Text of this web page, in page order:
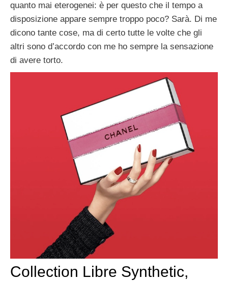
quanto mai eterogenei: è per questo che il tempo a
disposizione appare sempre troppo poco? Sarà. Di me
dicono tante cose, ma di certo tutte le volte che gli
altri sono d’accordo con me ho sempre la sensazione
di avere torto.
Collection Libre Synthetic,